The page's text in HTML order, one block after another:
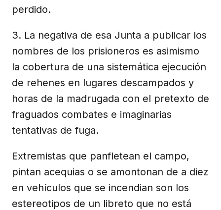
perdido.
3. La negativa de esa Junta a publicar los
nombres de los prisioneros es asimismo
la cobertura de una sistemática ejecución
de rehenes en lugares descampados y
horas de la madrugada con el pretexto de
fraguados combates e imaginarias
tentativas de fuga.
Extremistas que panfletean el campo,
pintan acequias o se amontonan de a diez
en vehículos que se incendian son los
estereotipos de un libreto que no está